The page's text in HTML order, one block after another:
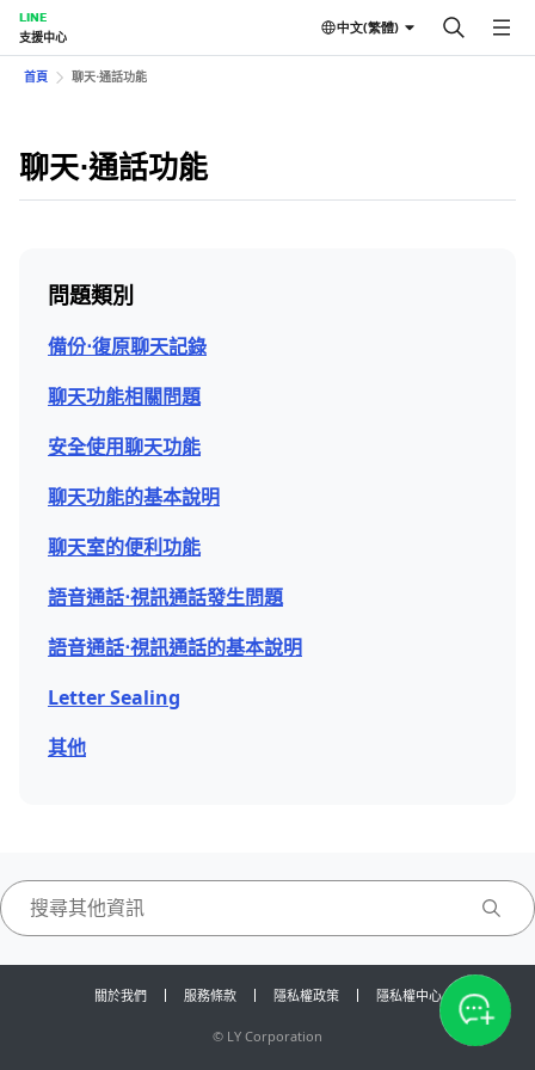
LINE
支援中心
中文(繁體)
首頁 聊天⋅通話功能
聊天⋅通話功能
問題類別
備份⋅復原聊天記錄
聊天功能相關問題
安全使用聊天功能
聊天功能的基本說明
聊天室的便利功能
語音通話⋅視訊通話發生問題
語音通話⋅視訊通話的基本說明
Letter Sealing
其他
關於我們 服務條款 隱私權政策 隱私權中心
© LY Corporation